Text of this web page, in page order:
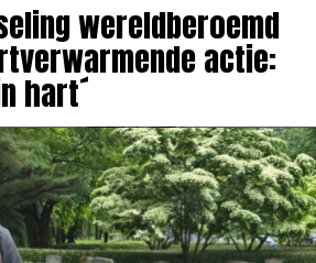
wereldberoemd
actie:
hart´